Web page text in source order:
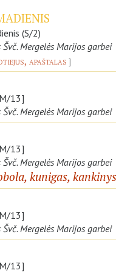
(S/2)
Mergelės Marijos garbei
apaštalas
13]
Mergelės Marijos garbei
13]
Mergelės Marijos garbei
kunigas, kankinys
13]
Mergelės Marijos garbei
13]